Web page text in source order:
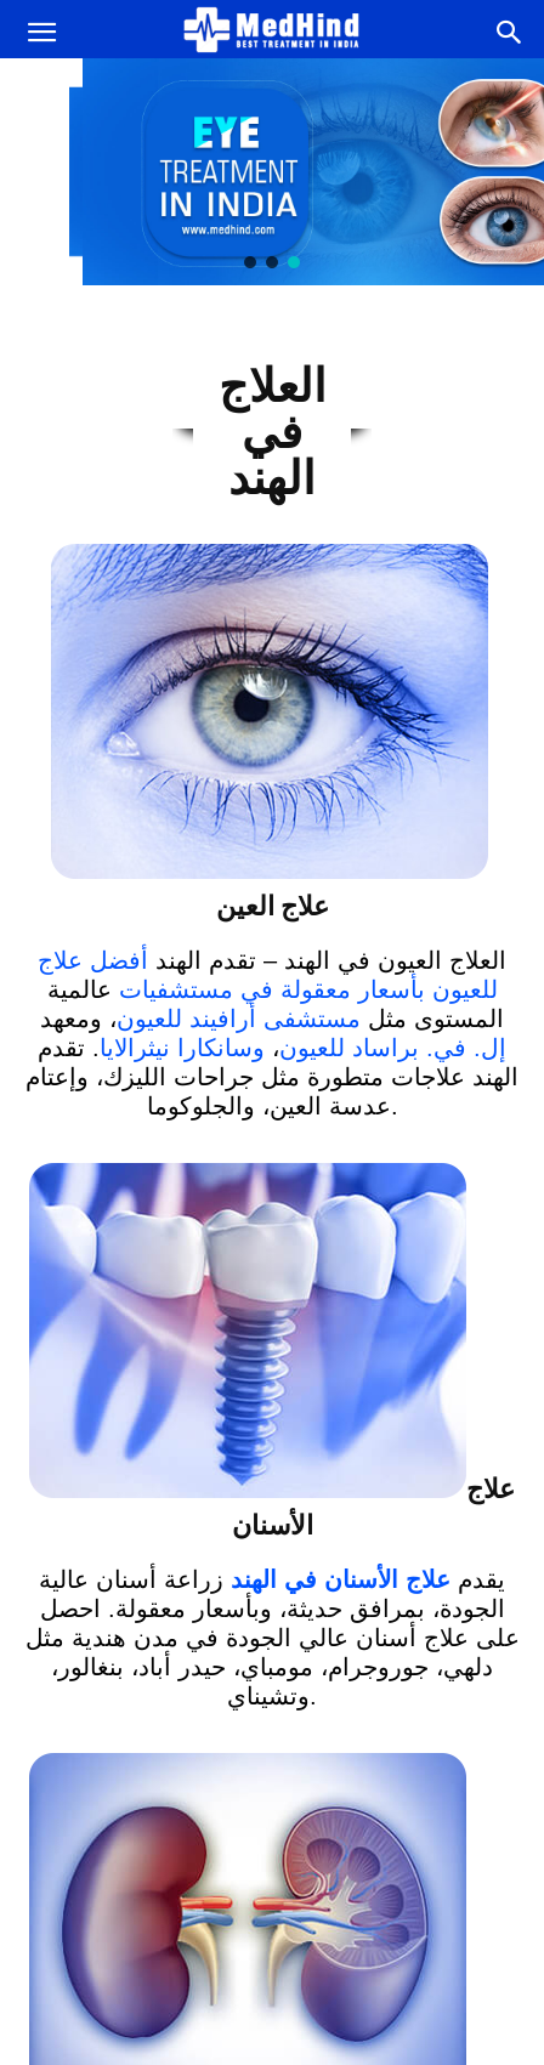
العلاج
في
الهند
علاج العين
العلاج العيون في الهند – تقدم الهند أفضل علاج
للعيون بأسعار معقولة في مستشفيات عالمية
المستوى مثل مستشفى أرافيند للعيون، ومعهد
إل. في. براساد للعيون، وسانكارا نيثرالايا. تقدم
الهند علاجات متطورة مثل جراحات الليزك، وإعتام
عدسة العين، والجلوكوما.
علاج
الأسنان
يقدم علاج الأسنان في الهند زراعة أسنان عالية
الجودة، بمرافق حديثة، وبأسعار معقولة. احصل
على علاج أسنان عالي الجودة في مدن هندية مثل
دلهي، جوروجرام، مومباي، حيدر أباد، بنغالور،
وتشيناي.